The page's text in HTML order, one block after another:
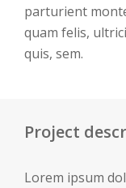
parturient
quam felis,
quis, sem.
Project
Lorem ipsum